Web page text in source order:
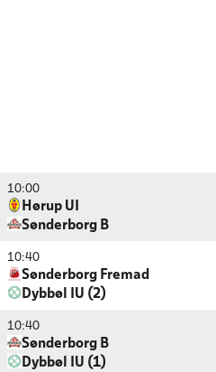
10:00
Hørup UI
Sønderborg B
10:40
Sønderborg Fremad
Dybbøl IU (2)
10:40
Sønderborg B
Dybbøl IU (1)